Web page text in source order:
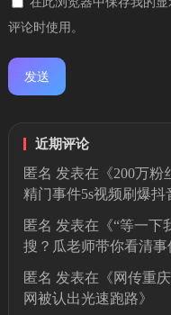
评论时使用。
近期评论
匿名 发表在《200万粉
精门事件5s视频刷爆抖
匿名 发表在《“等一下
搜？瓜老师带你看清事
匿名 发表在《网传重
网被认出光速跑路》